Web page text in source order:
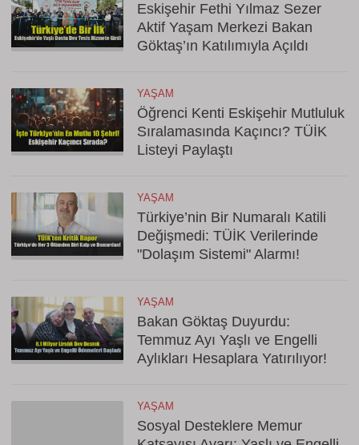
Eskişehir Fethi Yılmaz Sezer
Aktif Yaşam Merkezi Bakan
Göktaş’ın Katılımıyla Açıldı
YAŞAM
Öğrenci Kenti Eskişehir Mutluluk
Sıralamasında Kaçıncı? TÜİK
Listeyi Paylaştı
YAŞAM
Türkiye’nin Bir Numaralı Katili
Değişmedi: TÜİK Verilerinde
"Dolaşım Sistemi" Alarmı!
YAŞAM
Bakan Göktaş Duyurdu:
Temmuz Ayı Yaşlı ve Engelli
Aylıkları Hesaplara Yatırılıyor!
YAŞAM
Sosyal Desteklere Memur